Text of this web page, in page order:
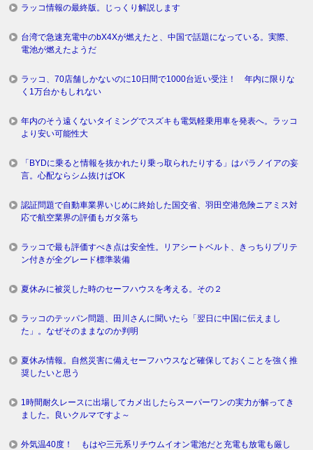
ラッコ情報の最終版。じっくり解説します
台湾で急速充電中のbX4Xが燃えたと、中国で話題になっている。実際、
電池が燃えたようだ
ラッコ、70店舗しかないのに10日間で1000台近い受注！ 年内に限りな
く1万台かもしれない
年内のそう遠くないタイミングでスズキも電気軽乗用車を発表へ。ラッコ
より安い可能性大
「BYDに乗ると情報を抜かれたり乗っ取られたりする」はパラノイアの妄
言。心配ならシム抜けばOK
認証問題で自動車業界いじめに終始した国交省、羽田空港危険ニアミス対
応で航空業界の評価もガタ落ち
ラッコで最も評価すべき点は安全性。リアシートベルト、きっちりプリテ
ン付きが全グレード標準装備
夏休みに被災した時のセーフハウスを考える。その２
ラッコのテッパン問題、田川さんに聞いたら「翌日に中国に伝えまし
た」。なぜそのままなのか判明
夏休み情報。自然災害に備えセーフハウスなど確保しておくことを強く推
奨したいと思う
1時間耐久レースに出場してカメ出したらスーパーワンの実力が解ってき
ました。良いクルマですよ～
外気温40度！ もはや三元系リチウムイオン電池だと充電も放電も厳し